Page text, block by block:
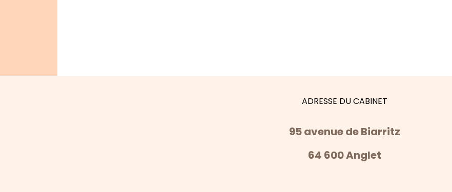
ADRESSE DU CABINET
95 avenue de Biarritz
64 600 Anglet